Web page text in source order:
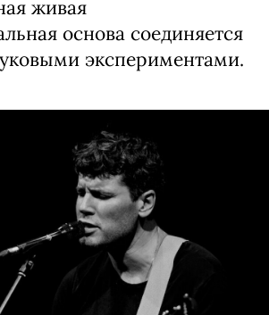
под руководством
новый мини-
и многослойный релиз
истории. Слушателей
программа,
живая
основа соединяется
экспериментами.